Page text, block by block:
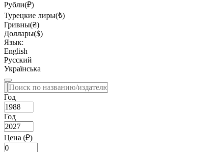
Рубли(₽)
Турецкие лиры(₺)
Гривны(₴)
Доллары($)
Язык:
English
Русский
Українська
Год
Год
Цена (₽)